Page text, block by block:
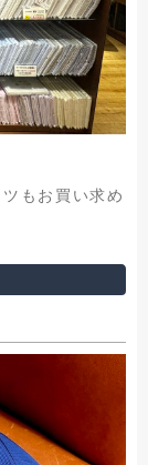
もお買い求め